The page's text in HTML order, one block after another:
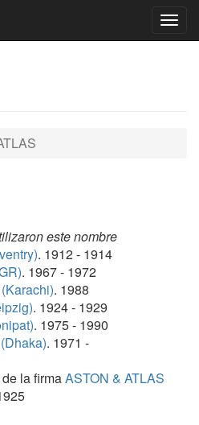
este nombre
. 1912 - 1914
. 1967 - 1972
. 1988
. 1924 - 1929
. 1975 - 1990
. 1971 -
la firmaASTON & ATLAS